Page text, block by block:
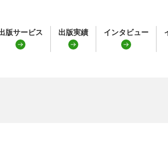
版サービス 出版実績 インタビュー